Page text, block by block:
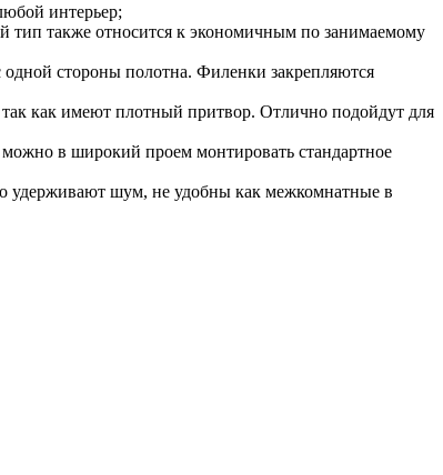
интерьер;
также относится к экономичным по занимаемому
одной стороны полотна. Филенки закрепляются
как имеют плотный притвор. Отлично подойдут для
в широкий проем монтировать стандартное
удерживают шум, не удобны как межкомнатные в